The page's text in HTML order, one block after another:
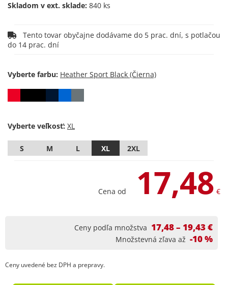
Skladom v ext. sklade: 840 ks
do 14 prac. dní
Vyberte farbu:
Vyberte veľkosť:
S M L XL 2XL
Cena od 17,48 €
Ceny podľa množstva 17,48 – 19,43 €
Množstevná zľava až -10 %
Ceny uvedené bez DPH a prepravy.